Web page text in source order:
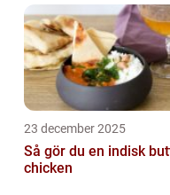
23 december 2025
Så gör du en indisk
chicken